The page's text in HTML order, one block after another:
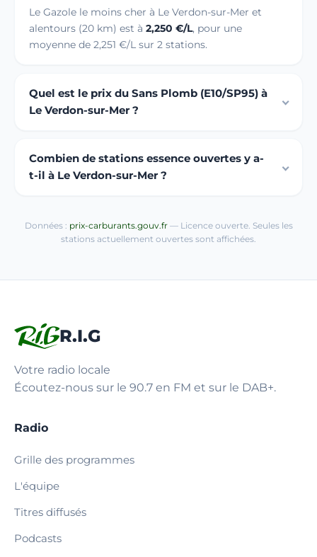
Le Gazole le moins cher à Le Verdon-sur-Mer et
alentours (20 km) est à 2,250 €/L, pour une
moyenne de 2,251 €/L sur 2 stations.
Quel est le prix du Sans Plomb (E10/SP95) à
Le Verdon-sur-Mer ?
Combien de stations essence ouvertes y a-
t-il à Le Verdon-sur-Mer ?
Données : prix-carburants.gouv.fr— Licence ouverte. Seules les
stations actuellement ouvertes sont affichées.
R.I.G
Votre radio locale
Écoutez-nous sur le 90.7 en FM et sur le DAB+.
Radio
Grille des programmes
L'équipe
Titres diffusés
Podcasts